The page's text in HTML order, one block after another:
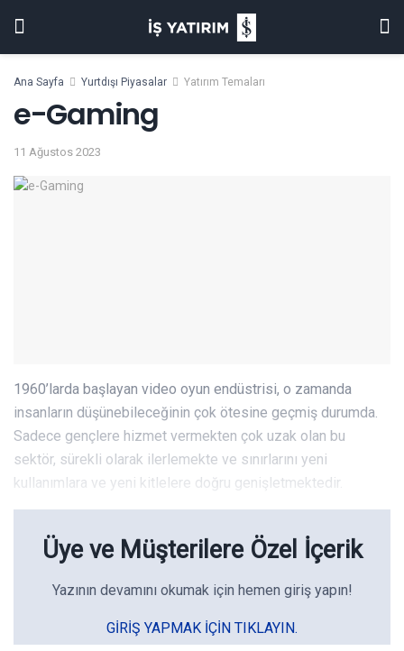
Ana Sayfa Yurtdışı Piyasalar Yatırım Temaları
e-Gaming
11 Ağustos 2023
1960’larda başlayan video oyun endüstrisi, o zamanda
insanların düşünebileceğinin çok ötesine geçmiş durumda.
Sadece gençlere hizmet vermekten çok uzak olan bu
sektör, sürekli olarak ilerlemekte ve sınırlarını yeni
kullanımlara ve yeni kitlelere doğru genişletmektedir.
Üye ve Müşterilere Özel İçerik
Yazının devamını okumak için hemen giriş yapın!
GIRIŞ YAPMAK IÇIN TIKLAYIN.